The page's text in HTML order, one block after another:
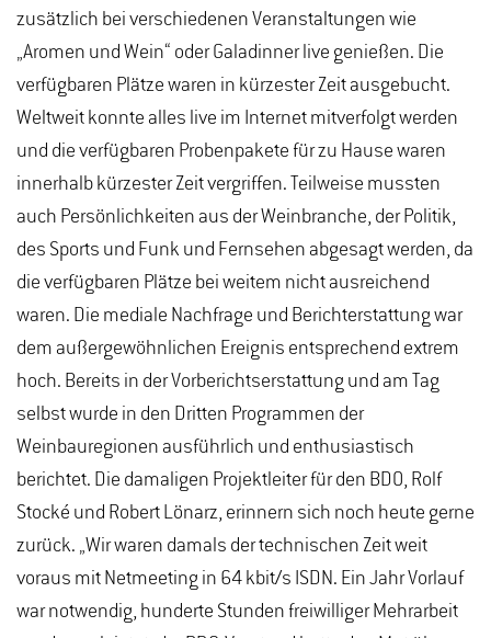
zusätzlich bei verschiedenen Veranstaltungen wie
„Aromen und Wein“ oder Galadinner live genießen. Die
verfügbaren Plätze waren in kürzester Zeit ausgebucht.
Weltweit konnte alles live im Internet mitverfolgt werden
und die verfügbaren Probenpakete für zu Hause waren
innerhalb kürzester Zeit vergriffen. Teilweise mussten
auch Persönlichkeiten aus der Weinbranche, der Politik,
des Sports und Funk und Fernsehen abgesagt werden, da
die verfügbaren Plätze bei weitem nicht ausreichend
waren. Die mediale Nachfrage und Berichterstattung war
dem außergewöhnlichen Ereignis entsprechend extrem
hoch. Bereits in der Vorberichtserstattung und am Tag
selbst wurde in den Dritten Programmen der
Weinbauregionen ausführlich und enthusiastisch
berichtet. Die damaligen Projektleiter für den BDO, Rolf
Stocké und Robert Lönarz, erinnern sich noch heute gerne
zurück. „Wir waren damals der technischen Zeit weit
voraus mit Netmeeting in 64 kbit/s ISDN. Ein Jahr Vorlauf
war notwendig, hunderte Stunden freiwilliger Mehrarbeit